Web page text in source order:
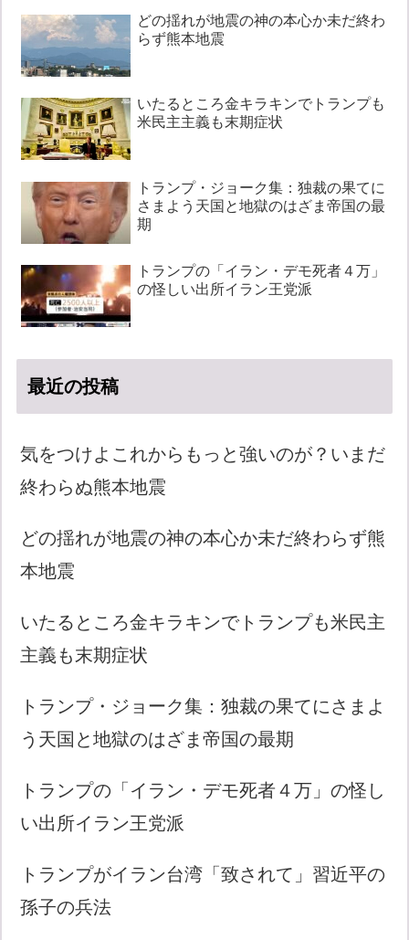
どの揺れが地震の神の本心か未だ終わ
らず熊本地震
いたるところ金キラキンでトランプも
米民主主義も末期症状
トランプ・ジョーク集：独裁の果てに
さまよう天国と地獄のはざま帝国の最
期
トランプの「イラン・デモ死者４万」
の怪しい出所イラン王党派
最近の投稿
気をつけよこれからもっと強いのが？いまだ
終わらぬ熊本地震
どの揺れが地震の神の本心か未だ終わらず熊
本地震
いたるところ金キラキンでトランプも米民主
主義も末期症状
トランプ・ジョーク集：独裁の果てにさまよ
う天国と地獄のはざま帝国の最期
トランプの「イラン・デモ死者４万」の怪し
い出所イラン王党派
トランプがイラン台湾「致されて」習近平の
孫子の兵法